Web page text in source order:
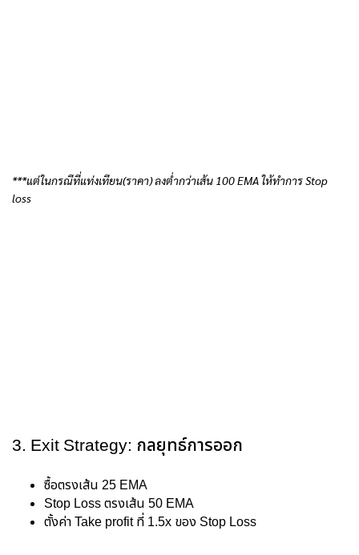
***แต่ในกรณีที่แท่งเทียน(ราคา) ลงต่ำกว่าเส้น 100 EMA ให้ทำการ Stop
loss
3. Exit Strategy: กลยุทธ์การออก
ซื้อตรงเส้น 25 EMA
Stop Loss ตรงเส้น 50 EMA
ตั้งค่า Take profit ที่ 1.5x ของ Stop Loss